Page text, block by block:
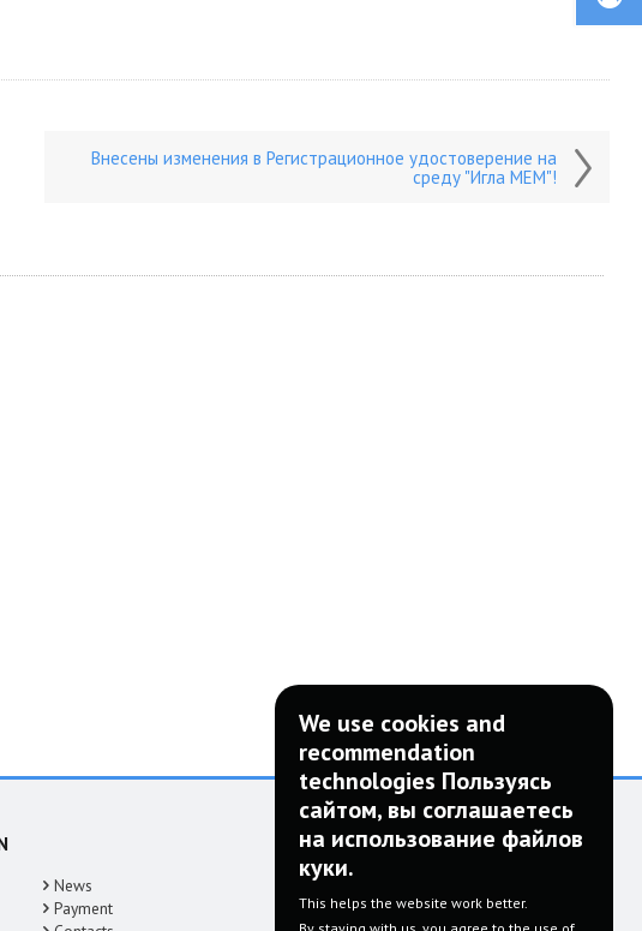
We use cookies and
recommendation
technologies Пользуясь
сайтом, вы соглашаетесь
на использование файлов
куки.
This helps the website work better.
Внесены изменения в Регистрационное удостоверение на
среду "Игла МЕМ"!
News
Payment
DID YOU LIKE IT? SHARE!